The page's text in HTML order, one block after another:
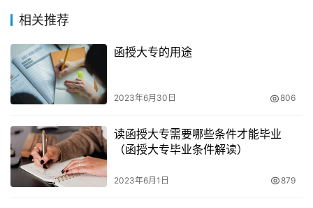
济支持。因此，学生在选择函授专升本时，需要认真考虑自
5. 函授专升本申请条件
报考成人高考函授专升本最短学制为2.5年才可以申请毕业
成课程学习、作业、期末考试等，才能顺利毕业。函授专升
本的学习形式为函授学习方式，通过考试，既可毕业。
相关推荐
函授大专的用途
2023年6月30日 806
读函授大专需要哪些条件才能毕业
（函授大专毕业条件解读）
2023年6月1日 879